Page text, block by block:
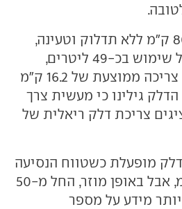
שכן אחרי קרוב ל-800 ק"מ ללא תדלוק וטעינה,
הצביעו נתוני הרכב על שימוש בכ-49 ליטרים,
שבחישוב קל מציגים צריכה ממוצעת של 16.2 ק"מ
גילינו כי מעשית צרך
המציגים צריכת דלק ריאלית של
מופעלת כשטווח הנסיעה
הנותר הוא כ-100 ק"מ, אבל באופן מוזר, החל מ-50
מידע על מספר